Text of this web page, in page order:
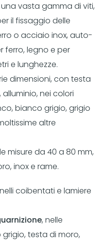
vasta gamma di viti,
il fissaggio delle
o acciaio inox, auto-
ferro, legno e per
e lunghezze.
dimensioni, con testa
nei colori
bianco grigio, grigio
altre
misure da 40 a 80 mm,
inox e rame.
coibentati e lamiere
, nelle
testa di moro,